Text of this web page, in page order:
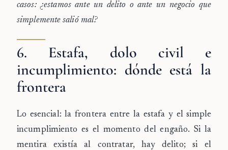
casos: ¿estamos ante un delito o ante un negocio que
simplemente salió mal?
6. Estafa, dolo civil e
incumplimiento: dónde está la
frontera
Lo esencial: la frontera entre la estafa y el simple
incumplimiento es el momento del engaño. Si la
mentira existía al contratar, hay delito; si el